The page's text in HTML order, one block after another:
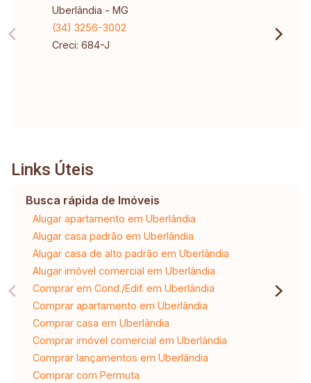
Uberlândia - MG
(34) 3256-3002
Creci: 684-J
Links Úteis
Busca rápida de Imóveis
Alugar apartamento em Uberlândia
Alugar casa padrão em Uberlândia
Alugar casa de alto padrão em Uberlândia
Alugar imóvel comercial em Uberlândia
Comprar em Cond./Edif. em Uberlândia
Comprar apartamento em Uberlândia
Comprar casa em Uberlândia
Comprar imóvel comercial em Uberlândia
Comprar lançamentos em Uberlândia
Comprar com Permuta